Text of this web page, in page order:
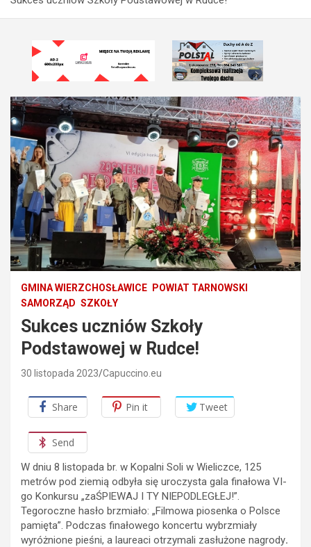
GMINA WIERZCHOSŁAWICE
POWIAT TARNOWSKI
SAMORZĄD SZKOŁY
Sukces uczniów Szkoły
Podstawowej w Rudce!
30 listopada 2023 Capuccino.eu
Share Pin it Tweet
Send
W dniu 8 listopada br. w Kopalni Soli w Wieliczce, 125
metrów pod ziemią odbyła się uroczysta gala finałowa VI-
go Konkursu „zaŚPIEWAJ I TY NIEPODLEGŁEJ!”.
Tegoroczne hasło brzmiało: „Filmowa piosenka o Polsce
pamięta”. Podczas finałowego koncertu wybrzmiały
wyróżnione pieśni, a laureaci otrzymali zasłużone nagrody.